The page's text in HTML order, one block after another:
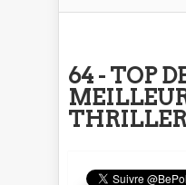
64 - TOP